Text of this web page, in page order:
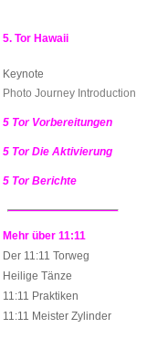
5. Tor Hawaii
Keynote
Photo Journey Introduction
5 Tor Vorbereitungen
5 Tor Die Aktivierung
5 Tor Berichte
Mehr über 11:11
Der 11:11 Torweg
Heilige Tänze
11:11 Praktiken
11:11 Meister Zylinder